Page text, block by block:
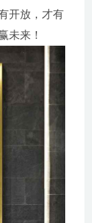
开放，才有
未来！